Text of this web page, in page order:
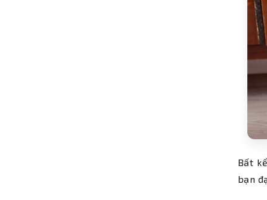
Bất
bạn